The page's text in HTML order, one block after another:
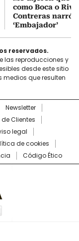
como Boca o
Contreras narró
‘Embajador’
reservados.
las reproducciones y
desde este sitio
que resulten
Newsletter
Clientes
legal
de cookies
Código Ético